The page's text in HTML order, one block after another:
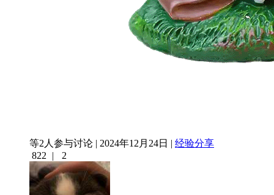
等2人参与讨论 | 2024年12月24日 | 经验分享
822
| 2